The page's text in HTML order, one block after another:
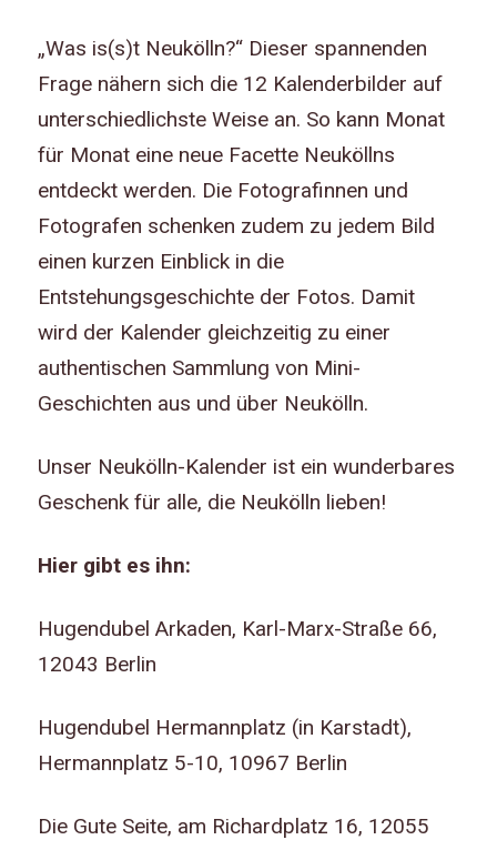
„Was is(s)t Neukölln?“ Dieser spannenden
Frage nähern sich die 12 Kalenderbilder auf
unterschiedlichste Weise an. So kann Monat
für Monat eine neue Facette Neuköllns
entdeckt werden. Die Fotografinnen und
Fotografen schenken zudem zu jedem Bild
einen kurzen Einblick in die
Entstehungsgeschichte der Fotos. Damit
wird der Kalender gleichzeitig zu einer
authentischen Sammlung von Mini-
Geschichten aus und über Neukölln.
Unser Neukölln-Kalender ist ein wunderbares
Geschenk für alle, die Neukölln lieben!
Hier gibt es ihn:
Hugendubel Arkaden, Karl-Marx-Straße 66,
12043 Berlin
Hugendubel Hermannplatz (in Karstadt),
Hermannplatz 5-10, 10967 Berlin
Die Gute Seite, am Richardplatz 16, 12055